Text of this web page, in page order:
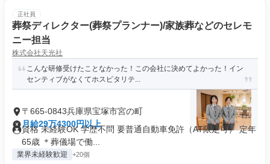
正社員
葬祭ディレクター(葬祭プランナー)/家族葬などのセレモ
ニー担当
株式会社天光社
こんな研修受けたことなかった！この会社に決めてよかった！イン
センティブがなくてホスピタリテ...
〒665-0843兵庫県宝塚市宮の町
月給29万4300円以上
資格 未経験OK 学歴不問 要普通自動車免許（AT限定可） 定年
65歳 ＊葬儀場で働...
業界未経験歓迎 +20個